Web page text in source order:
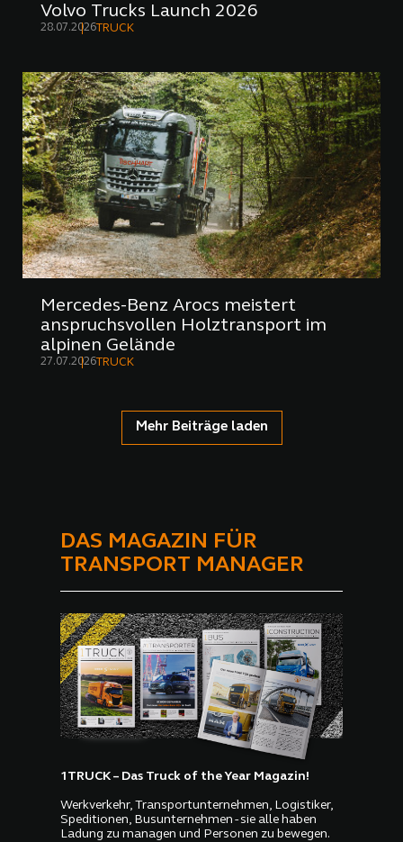
Volvo Trucks Launch 2026
28.07.2026TRUCK
Mercedes-Benz Arocs meistert
anspruchsvollen Holztransport im
alpinen Gelände
27.07.2026TRUCK
Mehr Beiträge laden
DAS MAGAZIN FÜR
TRANSPORT MANAGER
1TRUCK – Das Truck of the Year Magazin!
Werkverkehr, Transportunternehmen, Logistiker,
Speditionen, Busunternehmen - sie alle haben
Ladung zu managen und Personen zu bewegen.